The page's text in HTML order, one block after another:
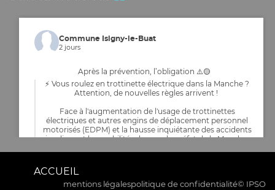
Commune Isigny-le-Buat
2 jours
Après la prévention, l’obligation ⚠️🟡
⚡ Vous roulez en trottinette électrique dans la Manche ?
Attention, de nouvelles règles arrivent !
Face à l'augmentation de l'usage de trottinettes
électriques et autres engins de déplacement personnel
motorisés (EDPM) et la hausse inquiétante des accidents
impliquant les mobilités douces, le préfet de la Manche,
ACCUEIL
mentions légalespolitique de confidentialité© IPSO